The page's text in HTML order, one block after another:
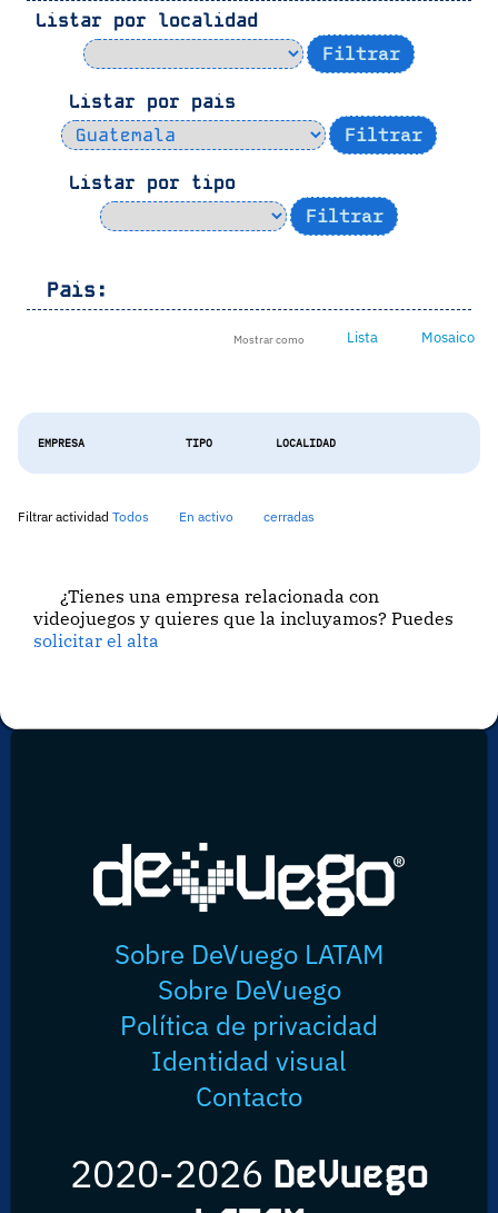
Listar por localidad
Listar por pais
Listar por tipo
Pais:
Mostrar como Lista Mosaico
EMPRESA TIPO LOCALIDAD
Filtrar actividad Todos En activo cerradas
¿Tienes una empresa relacionada con
videojuegos y quieres que la incluyamos? Puedes
solicitar el alta
Sobre DeVuego LATAM
Sobre DeVuego
Política de privacidad
Identidad visual
Contacto
2020-2026 DeVuego